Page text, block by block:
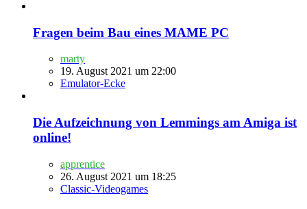
Fragen beim Bau eines MAME PC
marty
19. August 2021 um 22:00
Emulator-Ecke
Die Aufzeichnung von Lemmings am Amiga ist
online!
apprentice
26. August 2021 um 18:25
Classic-Videogames